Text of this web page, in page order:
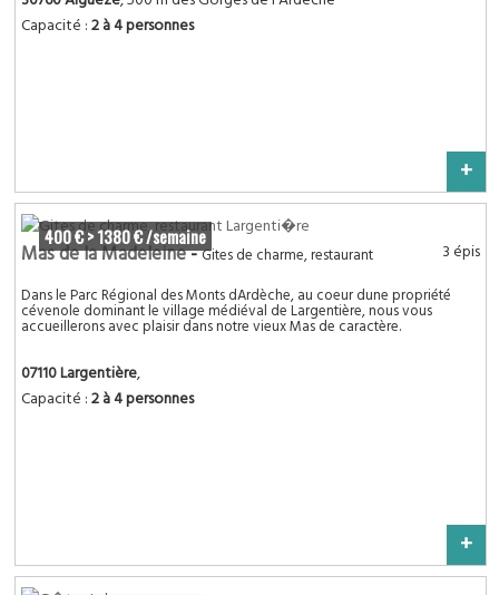
Capacité :2 à 4 personnes
+
400 € > 1380 € /semaine
3 épis
Mas de la Madeleine-Gites de charme, restaurant
Dans le Parc Régional des Monts dArdèche, au coeur dune propriété
cévenole dominant le village médiéval de Largentière, nous vous
accueillerons avec plaisir dans notre vieux Mas de caractère.
07110 Largentière,
Capacité :2 à 4 personnes
+